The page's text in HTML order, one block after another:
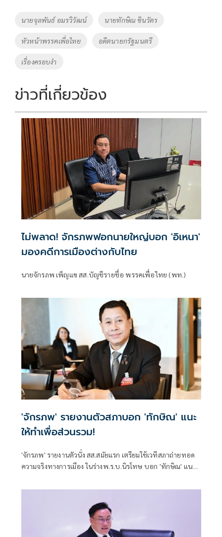
o
o
k
Li
k
Tags
นายจุลพันธ์ อมรวิวัฒน์ นายทักษิณ ชินวัตร
หัวหน้าพรรคเพื่อไทย อดีตนายกรัฐมนตรี
เรื่องครอบงำ
ข่าวที่เกี่ยวข้อง
ไม่พลาด! จักรภพฟอกนายใหญ่บอก 'อิเหนา'
มองคดีการเมืองต่างกับไทย
นายจักรภพ เพ็ญแข สส.บัญชีรายชื่อ พรรคเพื่อไทย (พท.)
'จักรภพ' รายงานตัวสภาบอก 'ทักษิณ' แนะ
ให้ทำเพื่อส่วนรวม!
'จักรภพ' รายงานตัวนั่ง สส.สมัยแรก เตรียมใช้เวทีสภาถ่ายทอด
ความจริงทางการเมือง ในร่างพ.ร.บ.นิรโทษ บอก 'ทักษิณ' แนะ
ความนิยมวันนี้พรุ่งนี้